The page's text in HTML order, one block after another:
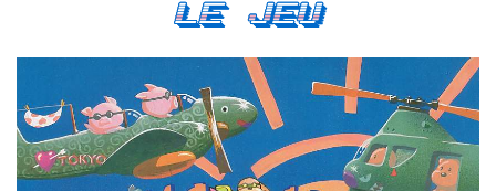
Le Jeu